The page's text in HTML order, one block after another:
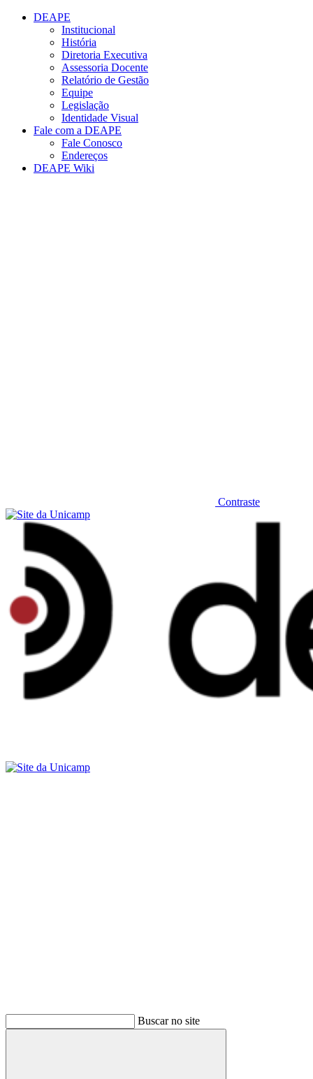
Conteúdo principal
DEAPE
Institucional
História
Diretoria Executiva
Assessoria Docente
Relatório de Gestão
Equipe
Legislação
Identidade Visual
Fale com a DEAPE
Fale Conosco
Endereços
DEAPE Wiki
Contraste
Buscar no site